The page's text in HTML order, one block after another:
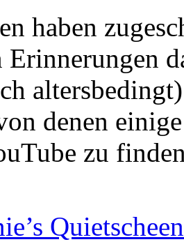
haben
Erinnerungen
denen
zu